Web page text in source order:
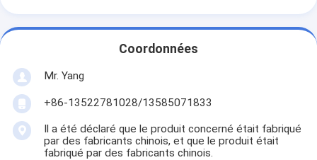
Coordonnées
Mr. Yang
+86-13522781028/13585071833
Il a été déclaré que le produit concerné était fabriqué
par des fabricants chinois, et que le produit était
fabriqué par des fabricants chinois.